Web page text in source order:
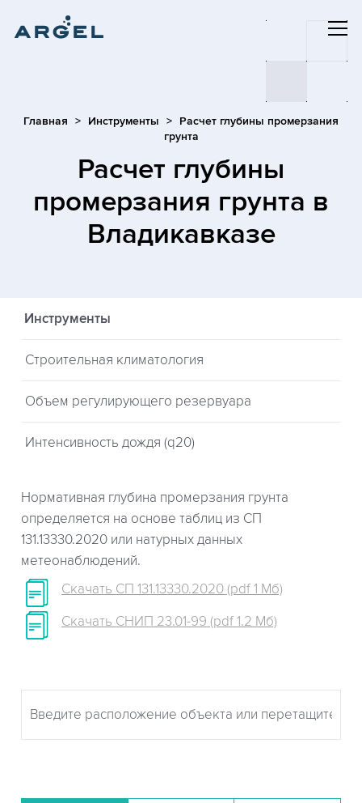
Главная Инструменты
Расчет глубины промерзания
грунта
Расчет глубины
промерзания грунта в
Владикавказе
Инструменты
Строительная климатология
Объем регулирующего резервуара
Интенсивность дождя (q20)
Нормативная глубина промерзания грунта
определяется на основе таблиц из СП
131.13330.2020 или натурных данных
метеонаблюдений.
Скачать СП 131.13330.2020 (pdf 1 Мб)
Скачать СНИП 23.01-99 (pdf 1.2 Мб)